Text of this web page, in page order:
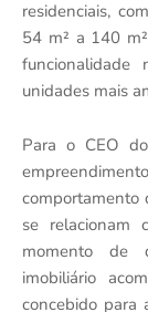
residenciais,
54 m² a 140
unidades mais
Para o CEO
comportamento
se relacionam
momento de
imobiliário
concebido para